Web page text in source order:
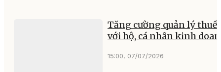
Tăng cường quản lý thuế
với hộ, cá nhân kinh
15:00, 07/07/2026